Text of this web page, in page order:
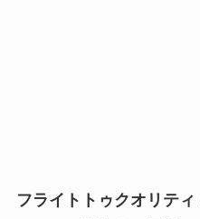
フライトトゥクオリティ